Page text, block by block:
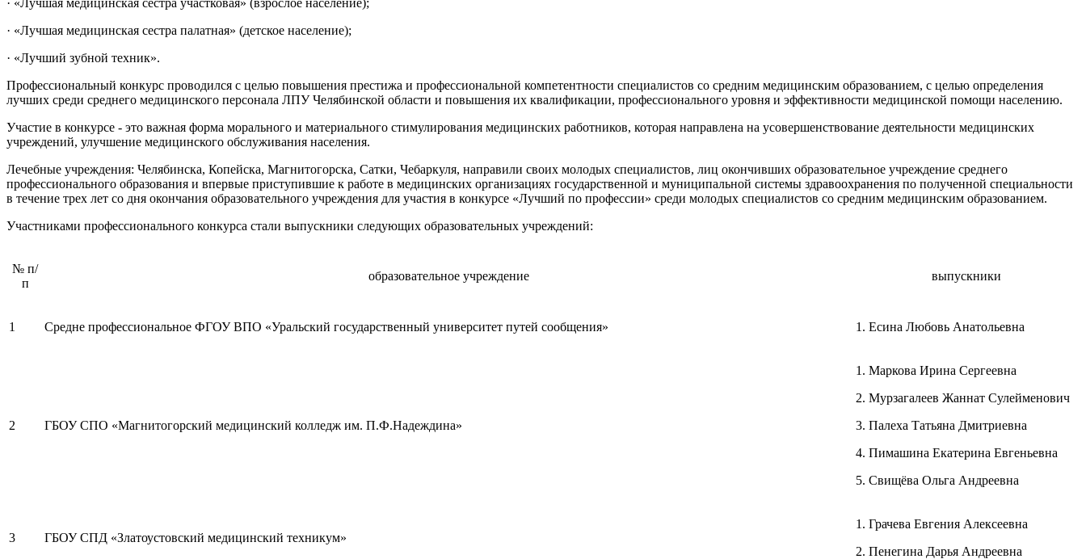
· «Лучшая медицинская сестра палатная» (детское население);
· «Лучший зубной техник».
Профессиональный конкурс проводился с целью повышения престижа и профессиональной компетентности специалистов со средним медицинским образованием, с целью определения
лучших среди среднего медицинского персонала ЛПУ Челябинской области и повышения их квалификации, профессионального уровня и эффективности медицинской помощи населению.
Участие в конкурсе - это важная форма морального и материального стимулирования медицинских работников, которая направлена на усовершенствование деятельности медицинских
учреждений, улучшение медицинского обслуживания населения.
Лечебные учреждения: Челябинска, Копейска, Магнитогорска, Сатки, Чебаркуля, направили своих молодых специалистов, лиц окончивших образовательное учреждение среднего
профессионального образования и впервые приступившие к работе в медицинских организациях государственной и муниципальной системы здравоохранения по полученной специальности
в течение трех лет со дня окончания образовательного учреждения для участия в конкурсе «Лучший по профессии» среди молодых специалистов со средним медицинским образованием.
Участниками профессионального конкурса стали выпускники следующих образовательных учреждений:
№ п/
п
образовательное учреждение выпускники
1 Средне профессиональное ФГОУ ВПО «Уральский государственный университет путей сообщения» 1. Есина Любовь Анатольевна
2 ГБОУ СПО «Магнитогорский медицинский колледж им. П.Ф.Надеждина»
1. Маркова Ирина Сергеевна
2. Мурзагалеев Жаннат Сулейменович
3. Палеха Татьяна Дмитриевна
4. Пимашина Екатерина Евгеньевна
5. Свищёва Ольга Андреевна
3 ГБОУ СПД «Златоустовский медицинский техникум»
1. Грачева Евгения Алексеевна
2. Пенегина Дарья Андреевна